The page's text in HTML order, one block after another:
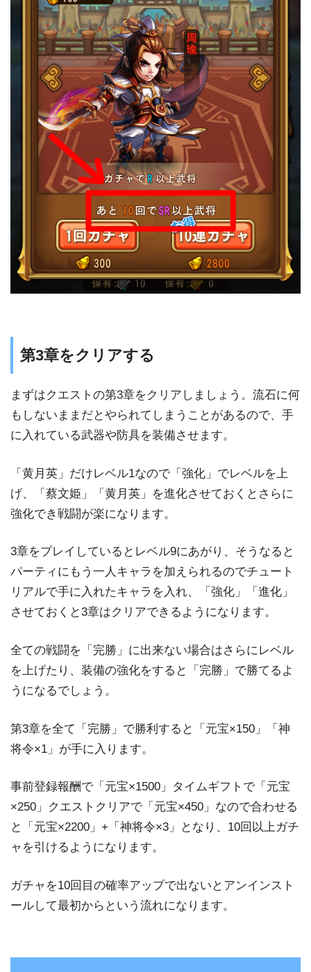
第3章をクリアする
まずはクエストの第3章をクリアしましょう。流石に何
もしないままだとやられてしまうことがあるので、手
に入れている武器や防具を装備させます。
「黄月英」だけレベル1なので「強化」でレベルを上
げ、「蔡文姫」「黄月英」を進化させておくとさらに
強化でき戦闘が楽になります。
3章をプレイしているとレベル9にあがり、そうなると
パーティにもう一人キャラを加えられるのでチュート
リアルで手に入れたキャラを入れ、「強化」「進化」
させておくと3章はクリアできるようになります。
全ての戦闘を「完勝」に出来ない場合はさらにレベル
を上げたり、装備の強化をすると「完勝」で勝てるよ
うになるでしょう。
第3章を全て「完勝」で勝利すると「元宝×150」「神
将令×1」が手に入ります。
事前登録報酬で「元宝×1500」タイムギフトで「元宝
×250」クエストクリアで「元宝×450」なので合わせる
と「元宝×2200」+「神将令×3」となり、10回以上ガチ
ャを引けるようになります。
ガチャを10回目の確率アップで出ないとアンインスト
ールして最初からという流れになります。